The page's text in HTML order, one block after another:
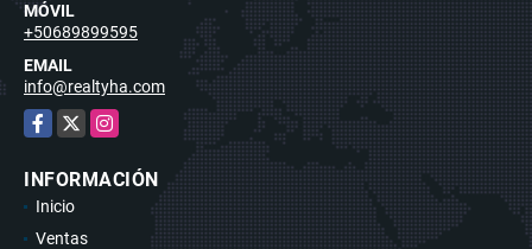
MÓVIL
+50689899595
EMAIL
info@realtyha.com
Facebook
X Instagram
INFORMACIÓN
Inicio
Ventas